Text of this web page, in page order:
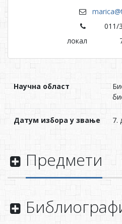
011/
локал
Научна област
Датум избора у звање 7.
Предмети